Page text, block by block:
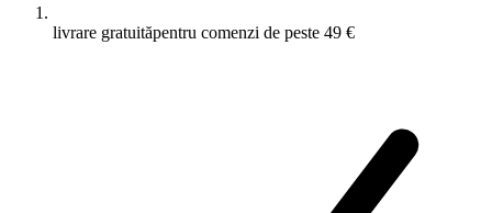
livrare gratuităpentru comenzi de peste 49 €